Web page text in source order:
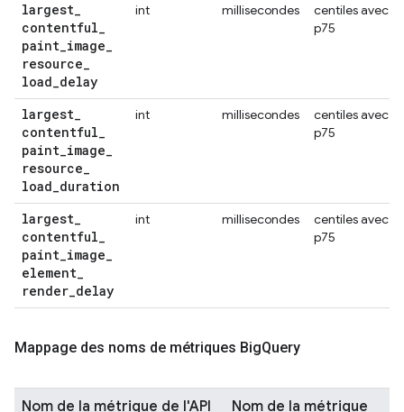
largest_
contentful_
paint_image_
resource_
load_delay
int millisecondes
centiles avec
p75
largest_
contentful_
paint_image_
resource_
load_duration
int millisecondes
centiles avec
p75
largest_
contentful_
paint_image_
element_
render_delay
int millisecondes
centiles avec
p75
Mappage des noms de métriques BigQuery
Nom de la métrique de l'API
Nom de la métrique